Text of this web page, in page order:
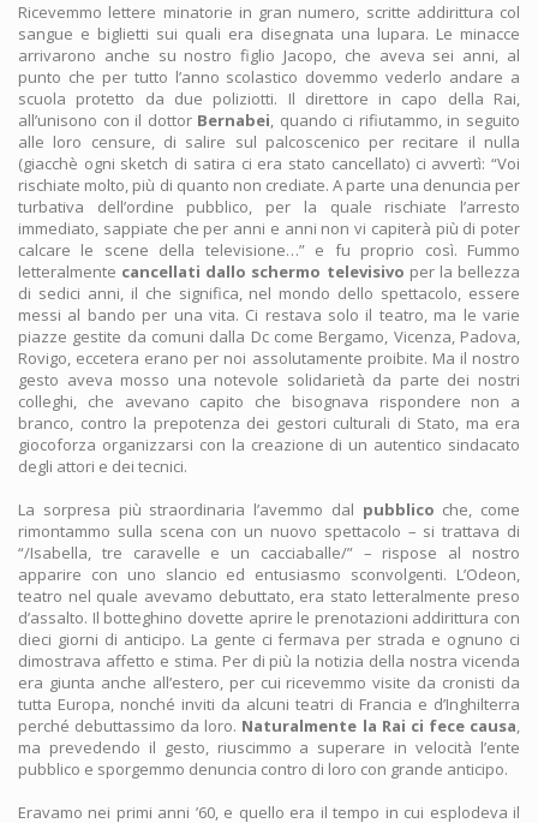
Ricevemmo lettere minatorie in gran numero, scritte addirittura col
sangue e biglietti sui quali era disegnata una lupara. Le minacce
arrivarono anche su nostro figlio Jacopo, che aveva sei anni, al
punto che per tutto l’anno scolastico dovemmo vederlo andare a
scuola protetto da due poliziotti. Il direttore in capo della Rai,
all’unisono con il dottor Bernabei, quando ci rifiutammo, in seguito
alle loro censure, di salire sul palcoscenico per recitare il nulla
(giacchè ogni sketch di satira ci era stato cancellato) ci avvertì: “Voi
rischiate molto, più di quanto non crediate. A parte una denuncia per
turbativa dell’ordine pubblico, per la quale rischiate l’arresto
immediato, sappiate che per anni e anni non vi capiterà più di poter
calcare le scene della televisione…” e fu proprio così. Fummo
letteralmente cancellati dallo schermo televisivo per la bellezza
di sedici anni, il che significa, nel mondo dello spettacolo, essere
messi al bando per una vita. Ci restava solo il teatro, ma le varie
piazze gestite da comuni dalla Dc come Bergamo, Vicenza, Padova,
Rovigo, eccetera erano per noi assolutamente proibite. Ma il nostro
gesto aveva mosso una notevole solidarietà da parte dei nostri
colleghi, che avevano capito che bisognava rispondere non a
branco, contro la prepotenza dei gestori culturali di Stato, ma era
giocoforza organizzarsi con la creazione di un autentico sindacato
degli attori e dei tecnici.
La sorpresa più straordinaria l’avemmo dal pubblico che, come
rimontammo sulla scena con un nuovo spettacolo – si trattava di
“/Isabella, tre caravelle e un cacciaballe/” – rispose al nostro
apparire con uno slancio ed entusiasmo sconvolgenti. L’Odeon,
teatro nel quale avevamo debuttato, era stato letteralmente preso
d’assalto. Il botteghino dovette aprire le prenotazioni addirittura con
dieci giorni di anticipo. La gente ci fermava per strada e ognuno ci
dimostrava affetto e stima. Per di più la notizia della nostra vicenda
era giunta anche all’estero, per cui ricevemmo visite da cronisti da
tutta Europa, nonché inviti da alcuni teatri di Francia e d’Inghilterra
perché debuttassimo da loro. Naturalmente la Rai ci fece causa,
ma prevedendo il gesto, riuscimmo a superare in velocità l’ente
pubblico e sporgemmo denuncia contro di loro con grande anticipo.
Eravamo nei primi anni ’60, e quello era il tempo in cui esplodeva il